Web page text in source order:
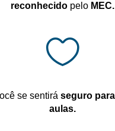
reconhecido pelo MEC.

se sentirá seguro
aulas.